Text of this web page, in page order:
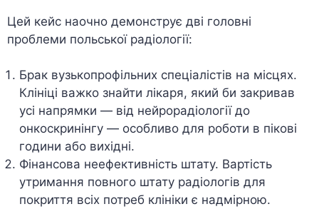
Цей кейс наочно демонструє дві головні
проблеми польської радіології:
Брак вузькопрофільних спеціалістів на місцях.
Клініці важко знайти лікаря, який би закривав
усі напрямки — від нейрорадіології до
онкоскринінгу — особливо для роботи в пікові
години або вихідні.
Фінансова неефективність штату. Вартість
утримання повного штату радіологів для
покриття всіх потреб клініки є надмірною.